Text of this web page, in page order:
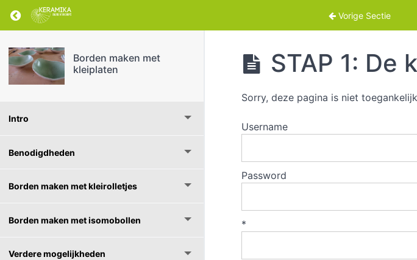
Return to cursus: Borden maken met kleiplaten Vorige Sectie
Borden maken met
kleiplaten
Intro
Benodigdheden
Borden maken met kleirolletjes
Borden maken met isomobollen
Verdere mogelijkheden
STAP 1: De
Sorry, deze pagina is niet
Username
Password
*